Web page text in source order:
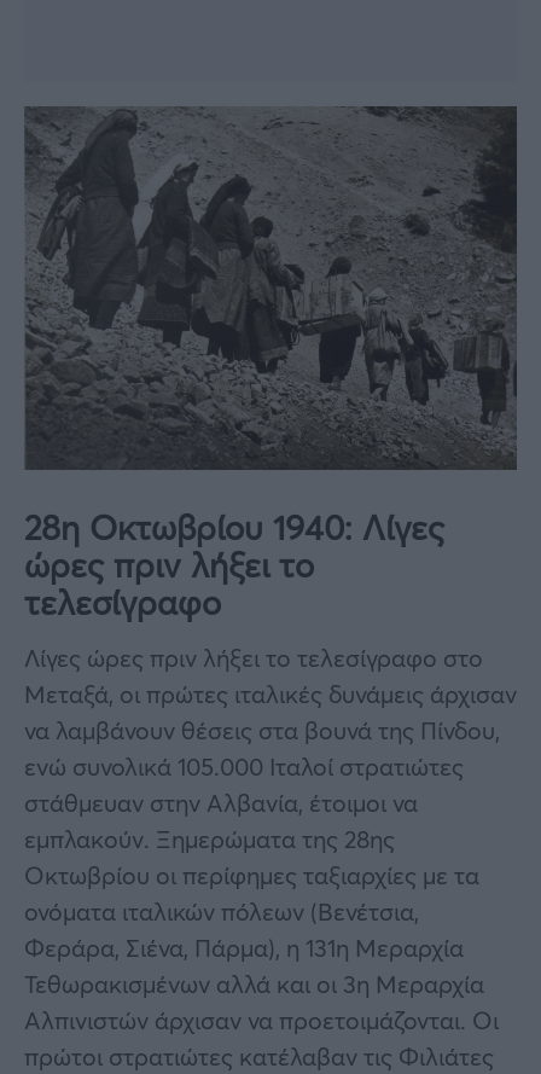
28η Οκτωβρίου 1940: Λίγες
ώρες πριν λήξει το
τελεσίγραφο
Λίγες ώρες πριν λήξει το τελεσίγραφο στο
Μεταξά, οι πρώτες ιταλικές δυνάμεις άρχισαν
να λαμβάνουν θέσεις στα βουνά της Πίνδου,
ενώ συνολικά 105.000 Ιταλοί στρατιώτες
στάθμευαν στην Αλβανία, έτοιμοι να
εμπλακούν. Ξημερώματα της 28ης
Οκτωβρίου οι περίφημες ταξιαρχίες με τα
ονόματα ιταλικών πόλεων (Βενέτσια,
Φεράρα, Σιένα, Πάρμα), η 131η Μεραρχία
Τεθωρακισμένων αλλά και οι 3η Μεραρχία
Αλπινιστών άρχισαν να προετοιμάζονται. Οι
πρώτοι στρατιώτες κατέλαβαν τις Φιλιάτες